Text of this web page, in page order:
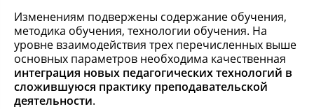
Изменениям подвержены содержание обучения,
методика обучения, технологии обучения. На
уровне взаимодействия трех перечисленных выше
основных параметров необходима качественная
интеграция новых педагогических технологий в
сложившуюся практику преподавательской
деятельности.